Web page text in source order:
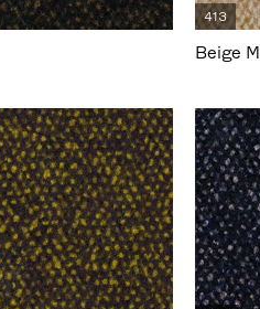
413
Beige